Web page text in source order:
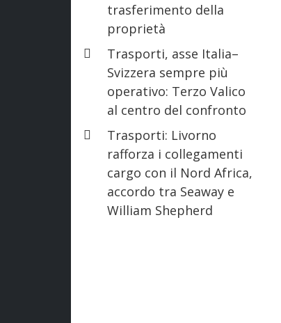
trasferimento della
proprietà
Trasporti, asse Italia–
Svizzera sempre più
operativo: Terzo Valico
al centro del confronto
Trasporti: Livorno
rafforza i collegamenti
cargo con il Nord Africa,
accordo tra Seaway e
William Shepherd